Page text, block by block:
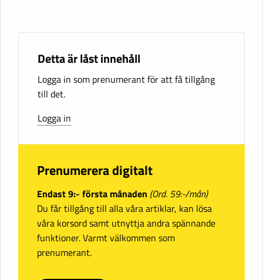
Detta är låst innehåll
Logga in som prenumerant för att få tillgång
till det.
Logga in
Prenumerera digitalt
Endast 9:- första månaden (Ord. 59:-/mån)
Du får tillgång till alla våra artiklar, kan lösa
våra korsord samt utnyttja andra spännande
funktioner. Varmt välkommen som
prenumerant.